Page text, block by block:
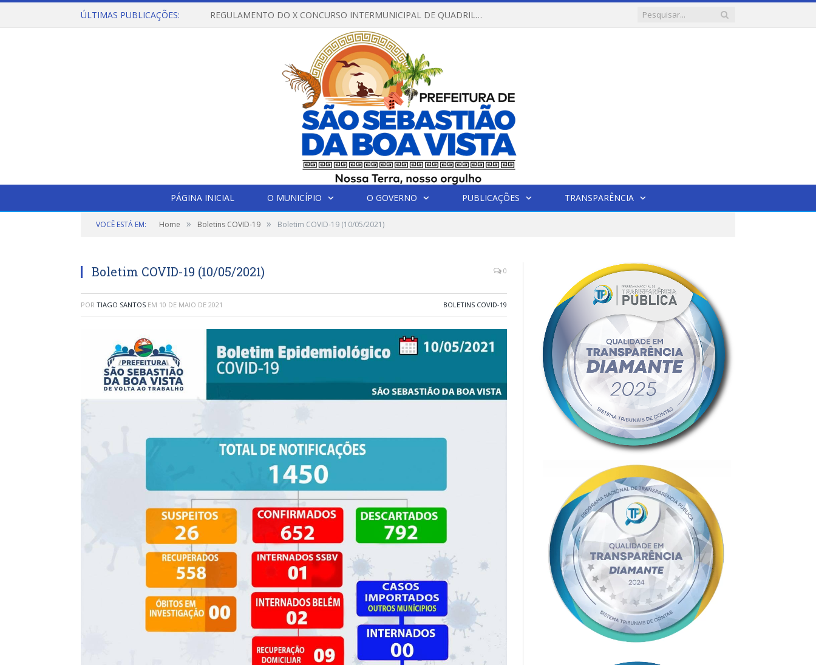
ÚLTIMAS PUBLICAÇÕES: REGULAMENTO DO X CONCURSO INTERMUNICIPAL DE QUADRILHAS JUNINAS – 2026 – ARRAIÁ DA VENEZA
PÁGINA INICIAL O MUNICÍPIO O GOVERNO PUBLICAÇÕES TRANSPARÊNCIA
VOCÊ ESTÁ EM: Home » Boletins COVID-19 » Boletim COVID-19 (10/05/2021)
Boletim COVID-19 (10/05/2021) 0
POR TIAGO SANTOS EM 10 DE MAIO DE 2021 BOLETINS COVID-19